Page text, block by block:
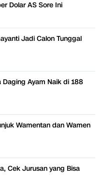
Dolar AS Sore Ini
Jadi Calon Tunggal
Ayam Naik di 188
Wamentan dan Wamen
Cek Jurusan yang Bisa